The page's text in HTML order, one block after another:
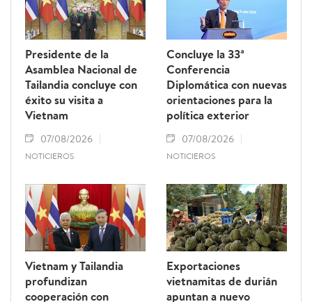
Presidente de la
Asamblea Nacional de
Tailandia concluye con
éxito su visita a
Vietnam
07/08/2026
NOTICIEROS
Concluye la 33ª
Conferencia
Diplomática con nuevas
orientaciones para la
política exterior
07/08/2026
NOTICIEROS
Vietnam y Tailandia
profundizan
cooperación con
Exportaciones
vietnamitas de durián
apuntan a nuevo